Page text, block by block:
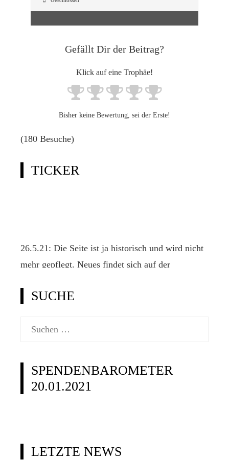
Gefällt Dir der Beitrag?
Klick auf eine Trophäe!
Bisher keine Bewertung, sei der Erste!
(180 Besuche)
TICKER
26.5.21: Die Seite ist ja historisch und wird nicht
mehr gepflegt. Neues findet sich auf der
SUCHE
Suchen
SPENDENBAROMETER
20.01.2021
LETZTE NEWS